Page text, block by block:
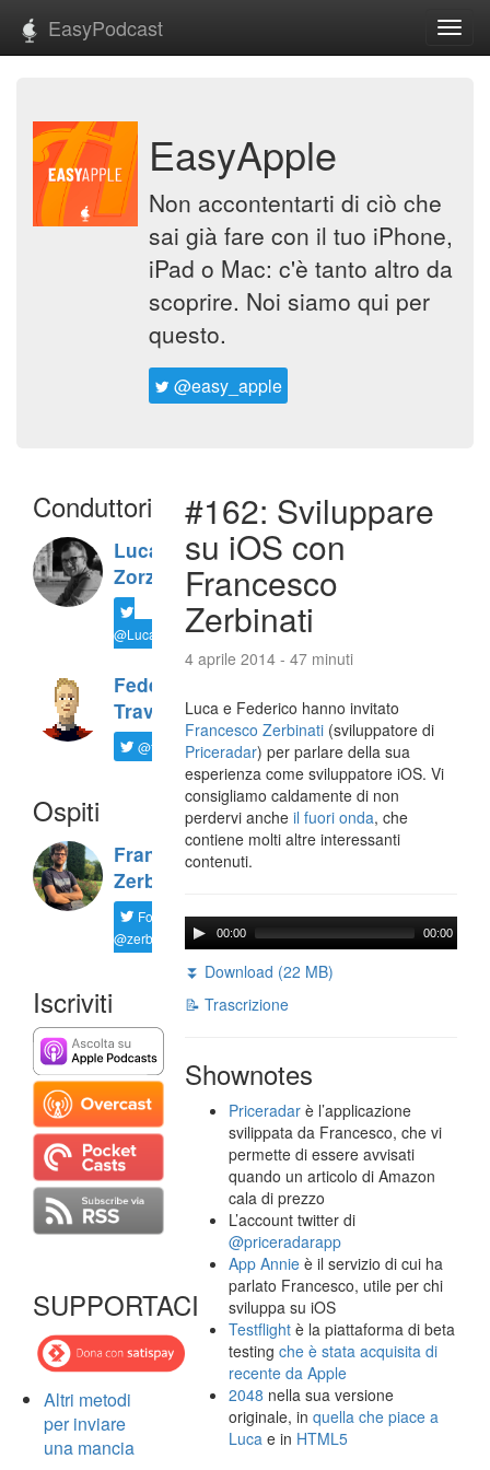
EasyPodcast
EasyApple
Non accontentarti di ciò che
sai già fare con il tuo iPhone,
iPad o Mac: c'è tanto altro da
scoprire. Noi siamo qui per
questo.
@easy_apple
Conduttori
Luca
Zorzi
@LucaTNT
Federico
Travaini
@ftrava
Ospiti
Francesco
Zerbinati
Follow
@zerbfra
Iscriviti
SUPPORTACI
Altri metodi
per inviare
una mancia
#162: Sviluppare
su iOS con
Francesco
Zerbinati
4 aprile 2014 - 47 minuti
Luca e Federico hanno invitato
Francesco Zerbinati (sviluppatore di
Priceradar) per parlare della sua
esperienza come sviluppatore iOS. Vi
consigliamo caldamente di non
perdervi ancheil fuori onda, che
contiene molti altre interessanti
contenuti.
00:00 00:00
⏬ Download (22 MB)
📝 Trascrizione
Shownotes
Priceradar è l’applicazione
svilippata da Francesco, che vi
permette di essere avvisati
quando un articolo di Amazon
cala di prezzo
L’account twitter di
@priceradarapp
App Annie è il servizio di cui ha
parlato Francesco, utile per chi
sviluppa su iOS
Testflight è la piattaforma di beta
testingche è stata acquisita di
recente da Apple
2048 nella sua versione
originale, inquella che piace a
Luca e in HTML5